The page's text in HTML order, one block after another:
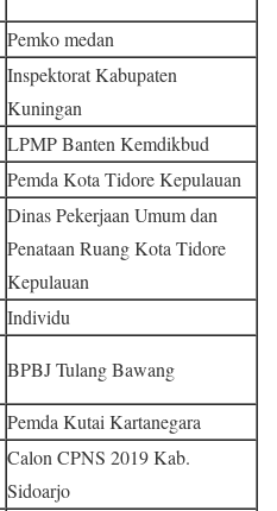
Pemko medan
Inspektorat Kabupaten
Kuningan
LPMP Banten Kemdikbud
Pemda Kota Tidore Kepulauan
Dinas Pekerjaan Umum dan
Penataan Ruang Kota Tidore
Kepulauan
Individu
BPBJ Tulang Bawang
Pemda Kutai Kartanegara
Calon CPNS 2019 Kab.
Sidoarjo